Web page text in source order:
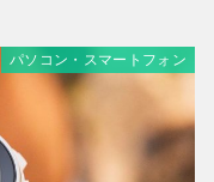
パソコン・スマートフォン